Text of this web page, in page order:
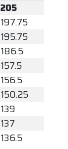
205
197.75
195.75
186.5
157.5
156.5
150.25
139
137
136.5